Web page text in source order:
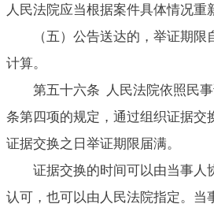
人民法院应当根据案件具体情况重
（五）公告送达的，举证期
计算。
第五十六条 人民法院依照民
条第四项的规定，通过组织证据交
证据交换之日举证期限届满。
证据交换的时间可以由当事人
认可，也可以由人民法院指定。当